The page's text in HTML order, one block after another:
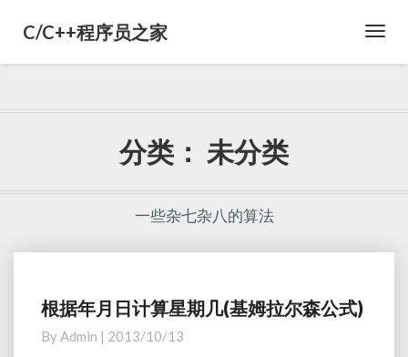
C/C++程序员之家
分类： 未分类
一些杂七杂八的算法
根
年
根据年月日计算星期几(基姆拉尔森公式)
By Admin | 2013/10/13